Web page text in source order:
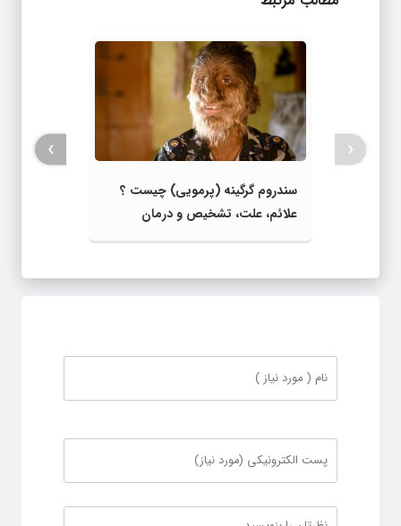
سندروم گرگینه (پرمویی) چیست ؟
علائم، علت، تشخیص و درمان
‹
›